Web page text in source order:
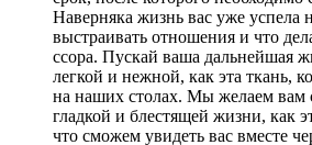
Наверняка жизнь вас уже успела
выстраивать отношения и что
ссора. Пускай ваша дальнейшая
легкой и нежной, как эта ткань,
на наших столах. Мы желаем вам
гладкой и блестящей жизни, как
что сможем увидеть вас вместе